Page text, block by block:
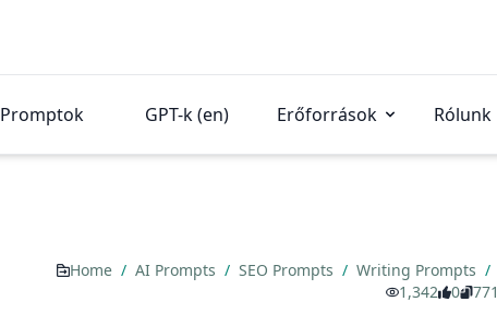
Promptok GPT-k (en) Erőforrások Rólunk
Home / AI Prompts / SEO Prompts / Writing Prompts /
1,342
0 771